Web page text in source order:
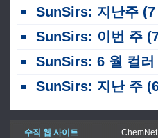
SunSirs: 지난주 (7 월 27
SunSirs: 이번 주 (7 월 20
SunSirs: 6 월 컬러
SunSirs: 지난 주 (6 월
수직 웹 사이트